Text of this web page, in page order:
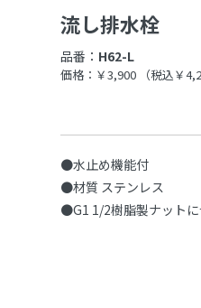
流し排水栓
品番： H62-L
価格：￥3,900 （税込￥
●水止め機能付
●材質 ステンレス
●G1 1/2樹脂製ナットに